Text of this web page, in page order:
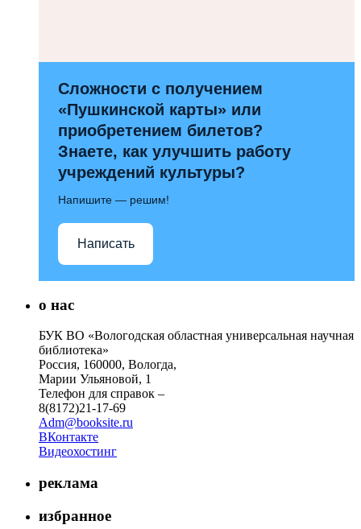
Сложности с получением
«Пушкинской карты» или
приобретением билетов?
Знаете, как улучшить работу
учреждений культуры?
Напишите — решим!
Написать
о нас
БУК ВО «Вологодская областная универсальная научная
библиотека»
Россия, 160000, Вологда,
Марии Ульяновой, 1
Телефон для справок –
8(8172)21-17-69
Adm@booksite.ru
ВКонтакте
Видеохостинг
реклама
избранное